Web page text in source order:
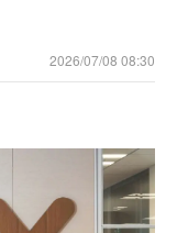
2026/07/08 08:30